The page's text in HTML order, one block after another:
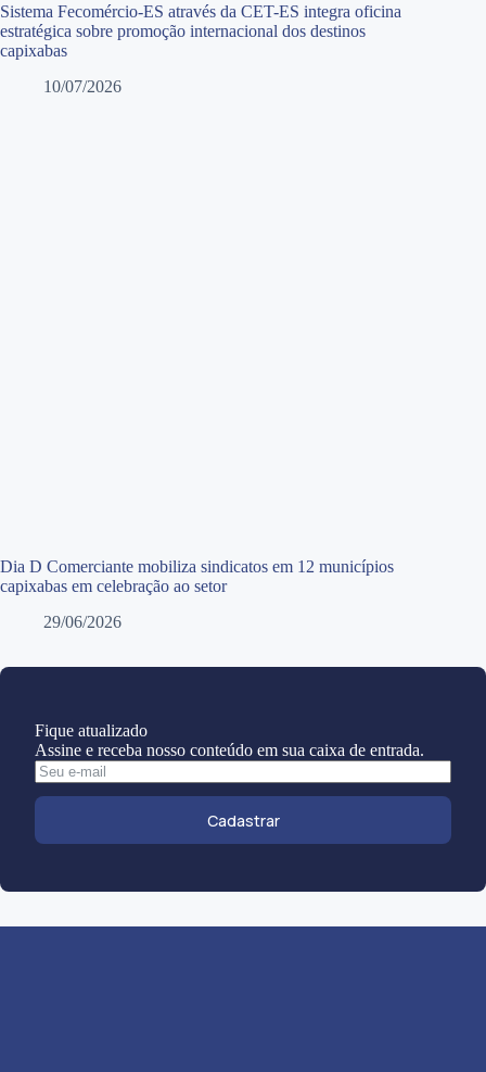
Sistema Fecomércio-ES através da CET-ES integra oficina
estratégica sobre promoção internacional dos destinos
capixabas
10/07/2026
Dia D Comerciante mobiliza sindicatos em 12 municípios
capixabas em celebração ao setor
29/06/2026
Fique atualizado
Assine e receba nosso conteúdo em sua caixa de entrada.
Cadastrar